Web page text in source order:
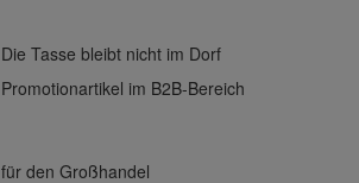
Die Tasse bleibt nicht im Dorf
Promotionartikel im B2B-Bereich
für den Großhandel